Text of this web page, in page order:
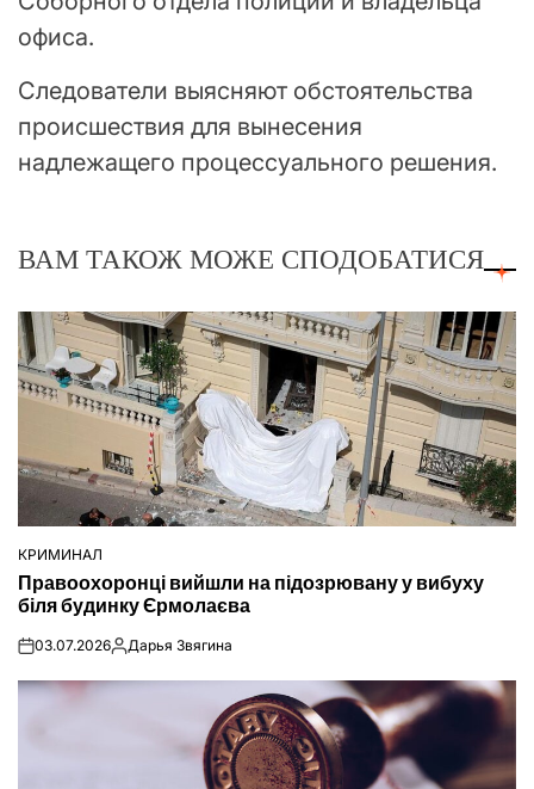
офиса.
Следователи выясняют обстоятельства
происшествия для вынесения
надлежащего процессуального решения.
ВАМ ТАКОЖ МОЖЕ СПОДОБАТИСЯ
ОПУБЛІКУВАТИ
КРИМИНАЛ
Правоохоронці вийшли на підозрювану у вибуху
біля будинку Єрмолаєва
on03.07.2026Опубліковано
Дарья Звягина